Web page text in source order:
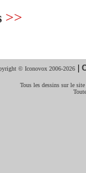
>>
© Iconovox 2006-2026 |
Tous les dessins sur le